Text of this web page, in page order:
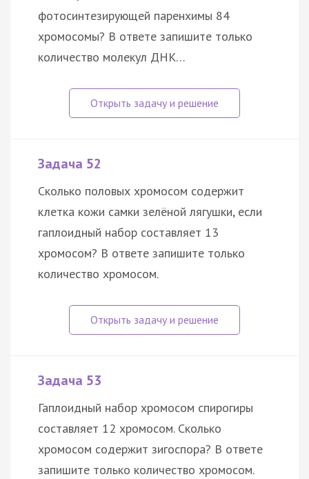
фотосинтезирующей паренхимы 84
хромосомы? В ответе запишите только
количество молекул ДНК…
Задача 52
Сколько половых хромосом содержит
клетка кожи самки зелёной лягушки, если
гаплоидный набор составляет 13
хромосом? В ответе запишите только
количество хромосом.
Задача 53
Гаплоидный набор хромосом спирогиры
составляет 12 хромосом. Сколько
хромосом содержит зигоспора? В ответе
запишите только количество хромосом.